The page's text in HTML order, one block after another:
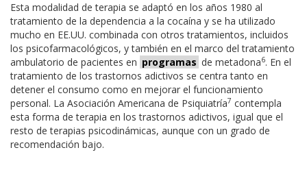
Esta modalidad de terapia se adaptó en los años 1980 al
tratamiento de la dependencia a la cocaína y se ha utilizado
mucho en EE.UU. combinada con otros tratamientos, incluidos
los psicofarmacológicos, y también en el marco del tratamiento
ambulatorio de pacientes en programas de metadona6. En el
tratamiento de los trastornos adictivos se centra tanto en
detener el consumo como en mejorar el funcionamiento
personal. La Asociación Americana de Psiquiatría7 contempla
esta forma de terapia en los trastornos adictivos, igual que el
resto de terapias psicodinámicas, aunque con un grado de
recomendación bajo.